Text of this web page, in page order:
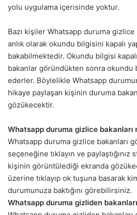
yolu uygulama içerisinde yoktur.
Bazı kişiler Whatsapp duruma
anlık olarak okundu bilgisini kapalı
bakabilmektedir. Okundu bilgisi
bakanlar göründükten sonra
ederler. Böylelikle Whatsapp
hikaye paylaşan kişinin duruma
gözükecektir.
Whatsapp duruma gizlice bakanları
Whatsapp duruma gizlice bakanları
seçeneğine tıklayın ve paylaştığınız
kişinin görüntülediği ekranda
üzerine tıklayıp ok tuşuna basarak
durumunuza baktığını görebilirsiniz.
Whatsapp duruma gizliden